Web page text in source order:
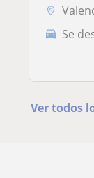
Se
Ver todos